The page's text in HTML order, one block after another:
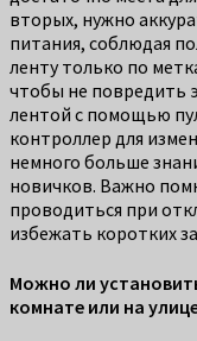
вторых, нужно
питания, соблюдая
ленту только по
чтобы не повредить
лентой с помощью
контроллер для
немного больше
новичков. Важно
проводиться при
избежать коротких
Можно ли
комнате или на